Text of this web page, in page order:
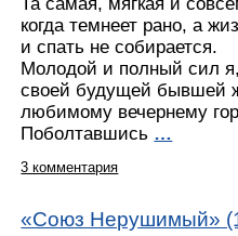
Та самая, мягкая и
когда темнеет рано, а
и спать не собирается.
Молодой и полный сил
своей будущей бывшей
любимому вечернему
Поболтавшись …
3 комментария
«Союз Нерушимый»